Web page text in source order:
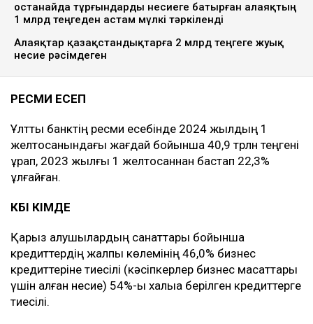
Қостанайда тұрғындарды несиеге батырған алаяқтың
1 млрд теңгеден астам мүлкі тәркіленді
Алаяқтар қазақстандықтарға 2 млрд теңгеге жуық
несие рәсімдеген
РЕСМИ ЕСЕП
Ұлттық банктің ресми есебінде 2024 жылдың 1
желтоқсанындағы жағдай бойынша 40,9 трлн теңгені
құрап, 2023 жылғы 1 желтоқсаннан бастап 22,3%
ұлғайған.
КӨБІ КІМДЕ
Қарыз алушылардың санаттары бойынша
кредиттердің жалпы көлемінің 46,0% бизнес
кредиттеріне тиесілі (кәсіпкерлер бизнес мақсаттары
үшін алған несие) 54%-ы халыққа берілген кредиттерге
тиесілі.